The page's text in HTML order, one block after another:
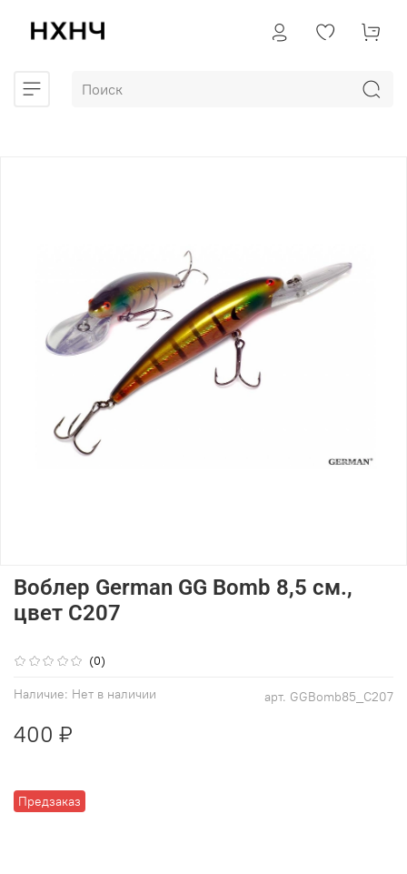
(0)
арт. GGBomb85_C207
Наличие: Нет в наличии
Предзаказ
Воблер German GG Bomb 8,5 см.,
цвет C207
400 ₽